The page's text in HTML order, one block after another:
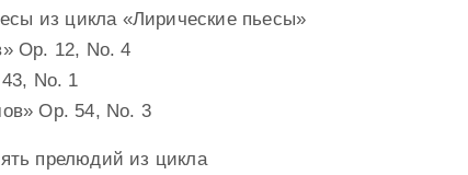
из цикла «Лирические пьесы»
Op. 12, No. 4
No. 1
Op. 54, No. 3
прелюдий из цикла